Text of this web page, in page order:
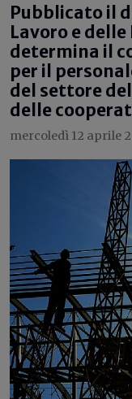
Pubblicato il
Lavoro e
determina il
per il
del settore
delle
mercoledì 12 aprile